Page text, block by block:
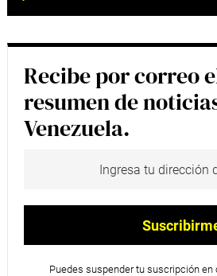
Recibe por correo
resumen de
Venezuela.
Puedes suspender tu suscripción en